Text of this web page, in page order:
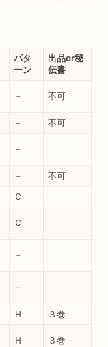
パタ
ーン
出品or秘
伝書
－ 不可
－ 不可
－
－
不可
Ｃ
Ｃ
－
－
Ｈ
３巻
Ｈ ３巻